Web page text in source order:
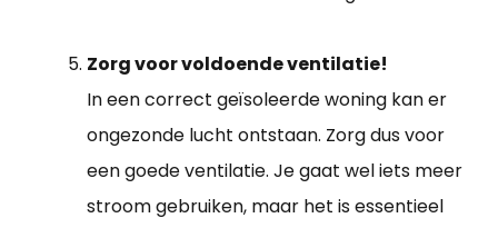
Zorg voor voldoende ventilatie!
In een correct geïsoleerde woning kan er
ongezonde lucht ontstaan. Zorg dus voor
een goede ventilatie. Je gaat wel iets meer
stroom gebruiken, maar het is essentieel